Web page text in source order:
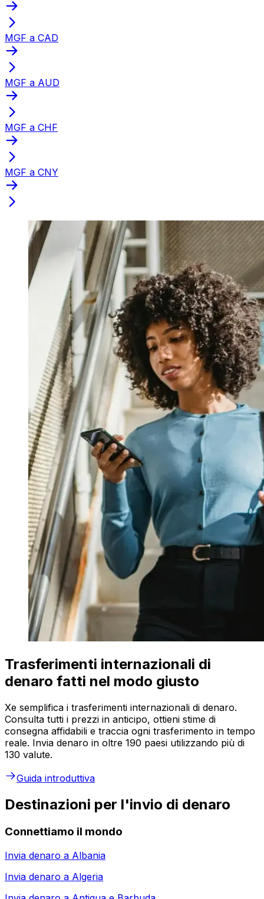
MGF a CAD
MGF a AUD
MGF a CHF
MGF a CNY
Trasferimenti internazionali di
denaro fatti nel modo giusto
Xe semplifica i trasferimenti internazionali di denaro.
Consulta tutti i prezzi in anticipo, ottieni stime di
consegna affidabili e traccia ogni trasferimento in tempo
reale. Invia denaro in oltre 190 paesi utilizzando più di
130 valute.
Guida introduttiva
Destinazioni per l'invio di denaro
Connettiamo il mondo
Invia denaro a Albania
Invia denaro a Algeria